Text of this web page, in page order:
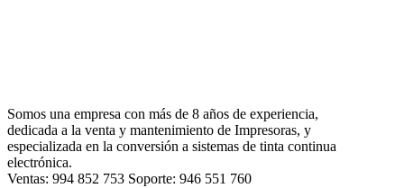
Somos una empresa con más de 8 años de experiencia,
dedicada a la venta y mantenimiento de Impresoras, y
especializada en la conversión a sistemas de tinta continua
electrónica.
Ventas: 994 852 753 Soporte: 946 551 760